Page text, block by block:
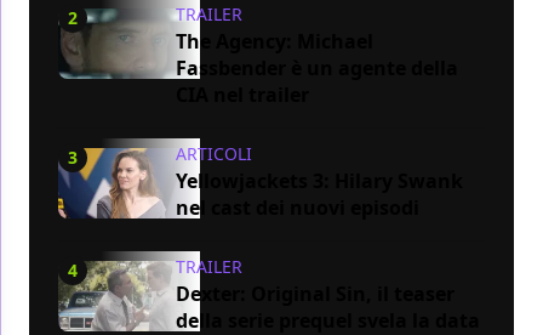
2 TRAILER
The Agency: Michael
Fassbender è un agente della
3 ARTICOLI
Yellowjackets 3: Hilary Swank
nel cast dei nuovi episodi
4 TRAILER
Dexter: Original Sin, il teaser
della serie prequel svela la data